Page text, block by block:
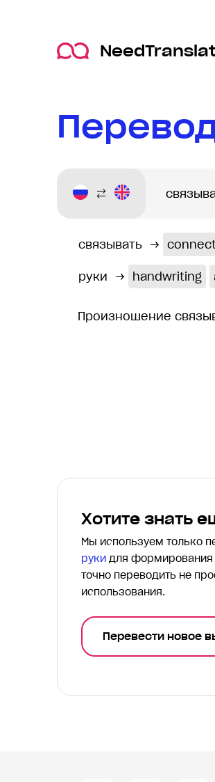
связывать → connect
руки → handwriting
Произношение
Хотите знать
Мы используем только
руки для формирования
точно переводить не
использования.
Перевести новое